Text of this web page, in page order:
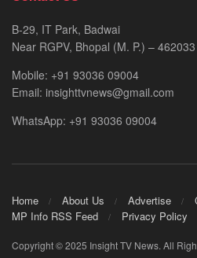
B-29, IT Park, Badwai
Near RGPV, Bhopal (M. P.) – 462033
Mobile: +91 93036 09004
Email: insighttvnews@gmail.com
WhatsApp: +91 93036 09004
Home About Us Advertise
MP Info RSS Feed
Privacy Policy
Copyright © 2025 Insight TV News. All